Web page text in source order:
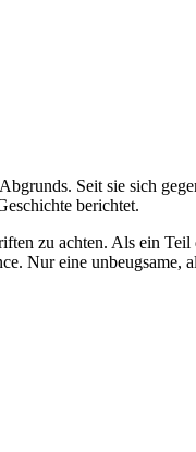
Seit sie sich
berichtet.
zu achten. Als ein
Nur eine unbeugsame,